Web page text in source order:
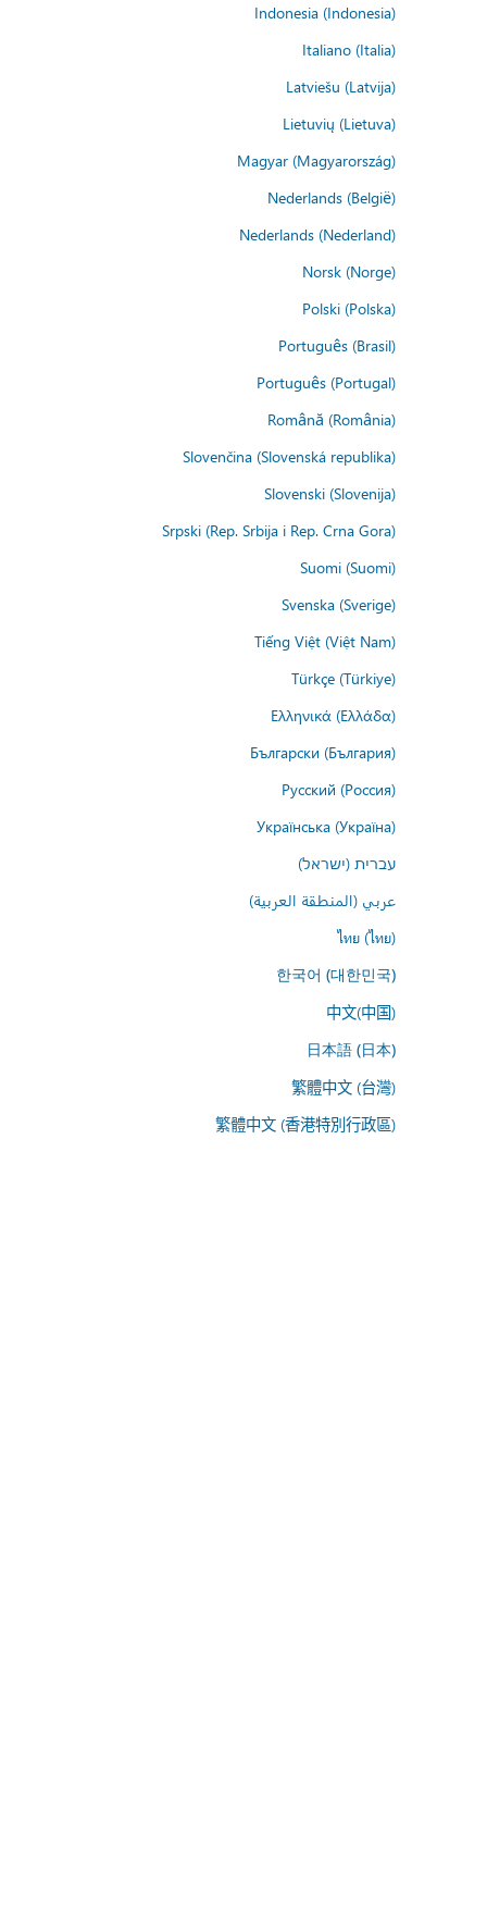
Indonesia (Indonesia)
Italiano (Italia)
Latviešu (Latvija)
Lietuvių (Lietuva)
Magyar (Magyarország)
Nederlands (België)
Nederlands (Nederland)
Norsk (Norge)
Polski (Polska)
Português (Brasil)
Português (Portugal)
Română (România)
Slovenčina (Slovenská republika)
Slovenski (Slovenija)
Srpski (Rep. Srbija i Rep. Crna Gora)
Suomi (Suomi)
Svenska (Sverige)
Tiếng Việt (Việt Nam)
Türkçe (Türkiye)
Ελληνικά (Ελλάδα)
Български (България)
Русский (Россия)
Українська (Україна)
עברית (ישראל)
عربي (المنطقة العربية)
ไทย (ไทย)
한국어 (대한민국)
中文(中国)
日本語 (日本)
繁體中文 (台灣)
繁體中文 (香港特別行政區)